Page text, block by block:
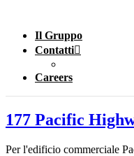
Il Gruppo
Contatti
Careers
177 Pacific
Per l'edificio commerciale